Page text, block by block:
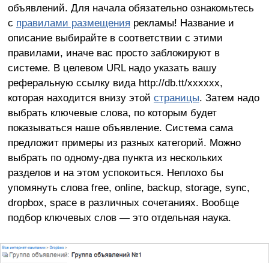
объявлений. Для начала обязательно ознакомьтесь
с правилами размещения рекламы! Название и
описание выбирайте в соответствии с этими
правилами, иначе вас просто заблокируют в
системе. В целевом URL надо указать вашу
реферальную ссылку вида http://db.tt/xxxxxx,
которая находится внизу этой страницы. Затем надо
выбрать ключевые слова, по которым будет
показываться наше объявление. Система сама
предложит примеры из разных категорий. Можно
выбрать по одному-два пункта из нескольких
разделов и на этом успокоиться. Неплохо бы
упомянуть слова free, online, backup, storage, sync,
dropbox, space в различных сочетаниях. Вообще
подбор ключевых слов — это отдельная наука.